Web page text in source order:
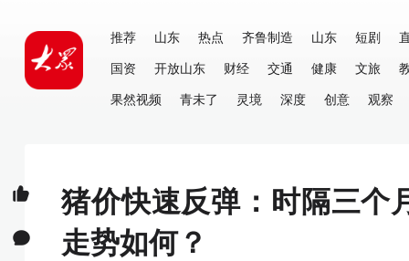
推荐 山东 热点 齐鲁制造 山东 短剧
国资
开放山东 财经 交通 健康 文旅
果然视频
青未了 灵境 深度 创意 观察
猪价快速反弹：时隔三个
走势如何？